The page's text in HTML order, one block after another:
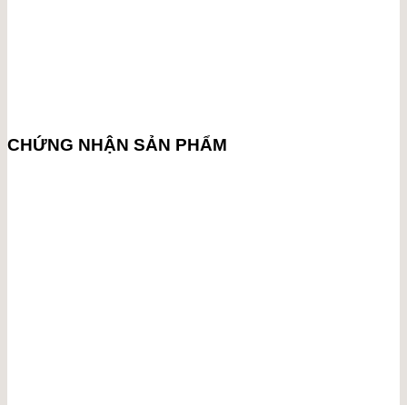
CHỨNG NHẬN SẢN PHẨM